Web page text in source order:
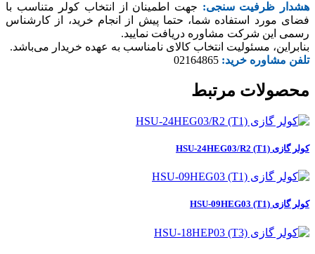
هشدار ظرفیت سنجی: جهت اطمینان از انتخاب کولر متناسب با
فضای مورد استفاده شما، حتما پیش از انجام خرید، از کارشناس
رسمی این شرکت مشاوره دریافت نمایید.
بنابراین، مسئولیت انتخاب کالای نامناسب به عهده خریدار می‌باشد.
تلفن مشاوره خرید:
محصولات مرتبط
کولر گازی HSU-24HEG03/R2 (T1)
کولر گازی HSU-09HEG03 (T1)